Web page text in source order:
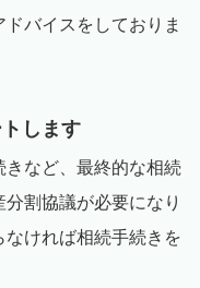
バイスをしておりま
します
など、最終的な相続
割協議が必要になり
なければ相続手続きを